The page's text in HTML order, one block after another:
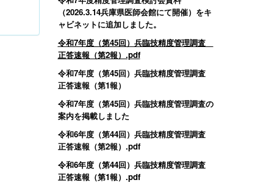
（2026.3.14兵庫県医師会館にて開催）をキ
ャビネットに追加しました。
令和7年度（第45回）兵臨技精度管理調査
正答速報（第2報）.pdf
令和7年度（第45回）兵臨技精度管理調査
正答速報（第1報）
令和7年度（第45回）兵臨技精度管理調査の
案内を掲載しました
令和6年度（第44回）兵臨技精度管理調査
正答速報（第2報）.pdf
令和6年度（第44回）兵臨技精度管理調査
正答速報（第1報）.pdf